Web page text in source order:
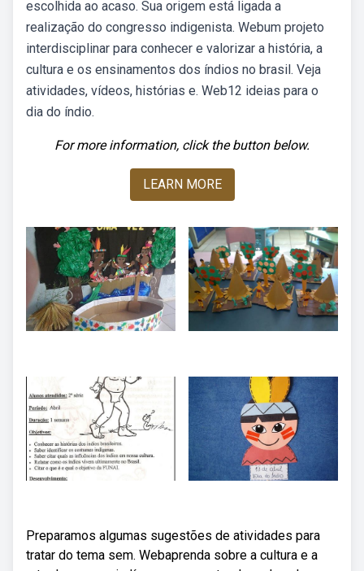
escolhida ao acaso. Sua origem está ligada a
realização do congresso indigenista. Webum projeto
interdisciplinar para conhecer e valorizar a história, a
cultura e os ensinamentos dos índios no brasil. Veja
atividades, vídeos, histórias e. Web12 ideias para o
dia do índio.
For more information, click the button below.
LEARN MORE
Preparamos algumas sugestões de atividades para
tratar do tema sem. Webaprenda sobre a cultura e a